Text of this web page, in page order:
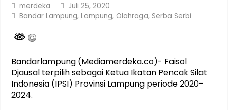
merdeka
Juli 25, 2020
Bandar Lampung,Lampung, Olahraga, Serba Serbi
Bandarlampung (Mediamerdeka.co)- Faisol
Djausal terpilih sebagai Ketua Ikatan Pencak Silat
Indonesia (IPSI) Provinsi Lampung periode 2020-
2024.